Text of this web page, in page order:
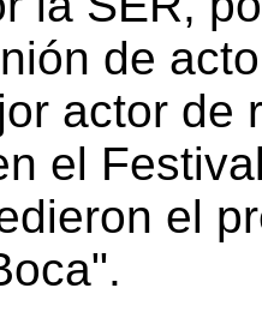
de
actor de
el
el